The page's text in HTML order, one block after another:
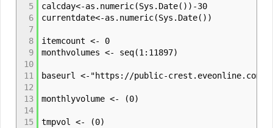
5
6
7
8
9
10
11
12
13
14
15
calcday<-as.numeric(Sys.Date())-30
currentdate<-as.numeric(Sys.Date())
itemcount <- 0
monthvolumes <- seq(1:11897)
baseurl <-"https://public-crest.eveonline.com/
monthlyvolume <- (0)
tmpvol <- (0)